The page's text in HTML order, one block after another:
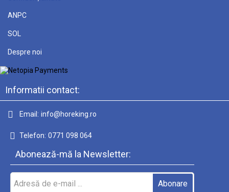
ANPC
SOL
Despre noi
Informatii contact:
Email: info@horeking.ro
Telefon: 0771 098 064
Abonează-mă la Newsletter: